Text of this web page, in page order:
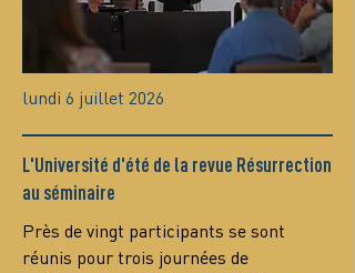
lundi 6 juillet 2026
L'Université d'été de la revue Résurrection
au séminaire
Près de vingt participants se sont
réunis pour trois journées de